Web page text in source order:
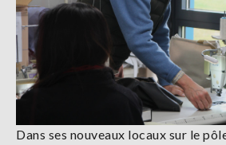
Dans ses nouveaux locaux sur le